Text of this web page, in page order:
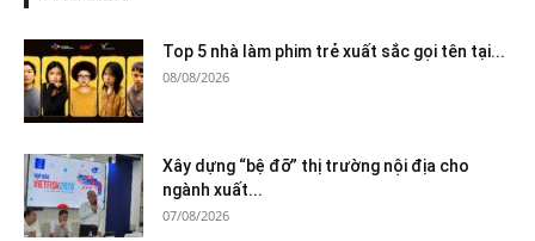
Top 5 nhà làm phim trẻ xuất sắc gọi tên tại...
08/08/2026
Xây dựng “bệ đỡ” thị trường nội địa cho
ngành xuất...
07/08/2026